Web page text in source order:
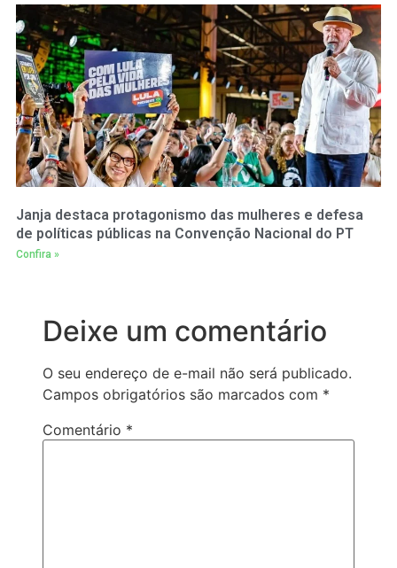
Janja destaca protagonismo das mulheres e defesa
de políticas públicas na Convenção Nacional do PT
Confira »
Deixe um comentário
O seu endereço de e-mail não será publicado.
Campos obrigatórios são marcados com *
Comentário *